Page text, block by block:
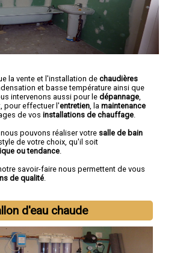
la vente et l'installation de chaudières
et basse température ainsi que
intervenons aussi pour le dépannage
pour effectuer l'entretien , la maintenance
de vos installations de chauffage
pouvons réaliser votre salle de bain
de votre choix, qu'il soit
ou tendance
savoir-faire nous permettent de vous
de qualité
d'eau chaude